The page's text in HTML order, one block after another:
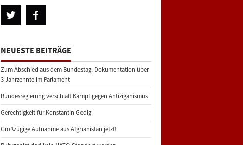
NEUESTE BEITRÄGE
Zum Abschied aus dem Bundestag: Dokumentation über
3 Jahrzehnte im Parlament
Bundesregierung verschläft Kampf gegen Antiziganismus
Gerechtigkeit für Konstantin Gedig
Großzügige Aufnahme aus Afghanistan jetzt!